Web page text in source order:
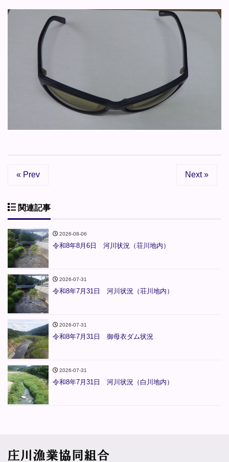
« Prev Next »
関連記事
2026-08-06
令和8年8月6日 河川状況（荘川地内）
2026-07-31
令和8年7月31日 河川状況（荘川地内）
2026-07-31
令和8年7月31日 御母衣ダム状況
2026-07-31
令和8年7月31日 河川状況（白川地内）